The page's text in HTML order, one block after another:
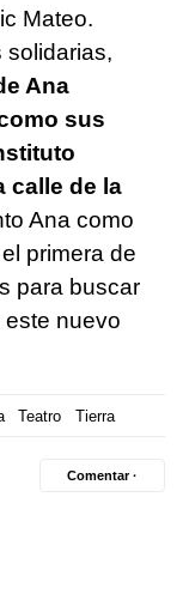
Mateo.
solidarias,
Ana
sus
calle de la
Ana como
primera de
para buscar
nuevo
Teatro Tierra
Comentar ·